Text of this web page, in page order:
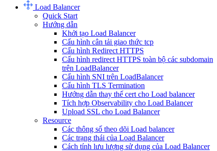
Load Balancer
Quick Start
Hướng dẫn
Khởi tạo Load Balancer
Cấu hình cân tải giao thức tcp
Cấu hình Redirect HTTPS
Cấu hình redirect HTTPS toàn bộ các subdomain
trên LoadBalancer
Cấu hình SNI trên LoadBalancer
Cấu hình TLS Termination
Hướng dẫn thay thế cert cho Load balancer
Tích hợp Observability cho Load Balancer
Upload SSL cho Load Balancer
Resource
Các thông số theo dõi Load balancer
Các trạng thái của Load Balancer
Cách tính lưu lượng sử dụng của Load Balancer